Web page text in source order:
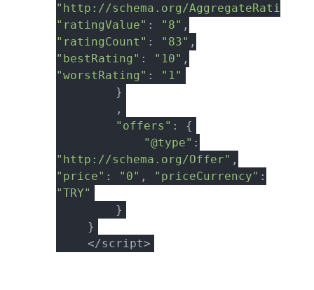
"http://schema.org/AggregateRating"
"ratingValue" : "8" ,
"ratingCount" : "83" ,
"bestRating" : "10" ,
"worstRating" :
"1"
}
,
"offers" : {
"@type" :
"http://schema.org/Offer" ,
"price" : "0" , "priceCurrency" :
"TRY"
}
}
</script>